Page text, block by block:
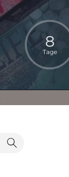
8
Tage